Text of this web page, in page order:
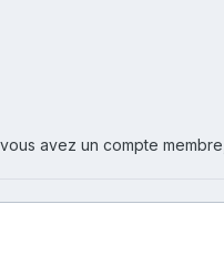
avez un compte membre,